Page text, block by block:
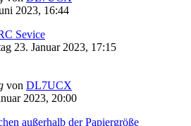
2023, 16:44
Sevice
23. Januar 2023, 17:15
von DL7UCX
2023, 20:00
außerhalb der Papiergröße